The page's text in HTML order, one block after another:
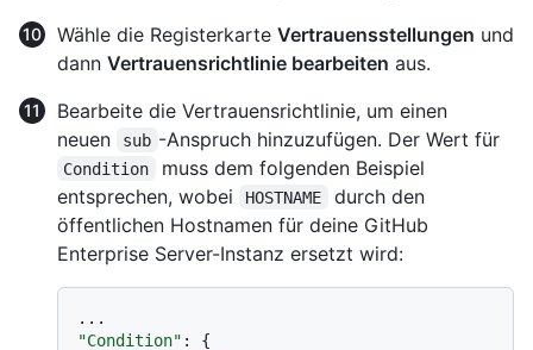
Wähle die Registerkarte Vertrauensstellungen und
dann Vertrauensrichtlinie bearbeiten aus.
Bearbeite die Vertrauensrichtlinie, um einen
neuen
sub -Anspruch hinzuzufügen. Der Wert für
Condition
muss dem folgenden Beispiel
entsprechen, wobei
HOSTNAME
durch den
öffentlichen Hostnamen für deine GitHub
Enterprise Server-Instanz ersetzt wird:
"Condition" :
{